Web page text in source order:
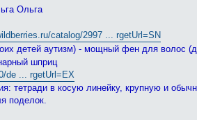
Ольга
catalog/2997 ... rgetUrl=SN
детей аутизм) - мощный фен для волос
шприц
de ... rgetUrl=EX
тетради в косую линейку, крупную и
поделок.